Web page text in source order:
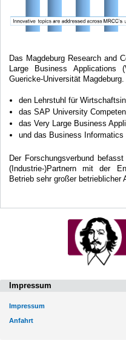
Das Magdeburg Research and
Large Business
Guericke-Universität
den Lehrstuhl für
das SAP University
das Very Large Business
und das Business Informatics
Der Forschungsverbund
(Industrie-)Partnern mit der
Betrieb sehr großer betrieblicher
Impressum
Impressum
Anfahrt